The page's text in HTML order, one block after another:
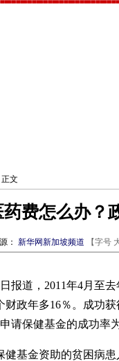
正文
费怎么办？
： 新华网新加坡频道 【字号
道，2011年4月至去
财政年多16％。成功
请保健基金的成功率为
基金资助的贫困病患